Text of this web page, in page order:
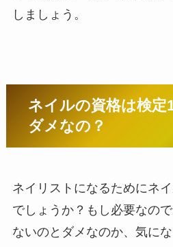
しましょう。
ネイルの資格は検定
ダメなの？
ネイリストになるためにネ
でしょうか？もし必要なの
ないのとダメなのか、気に